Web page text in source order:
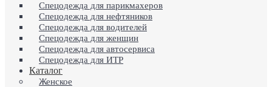
Спецодежда для парикмахеров
Спецодежда для нефтяников
Спецодежда для водителей
Спецодежда для женщин
Спецодежда для автосервиса
Спецодежда для ИТР
Каталог
Женское